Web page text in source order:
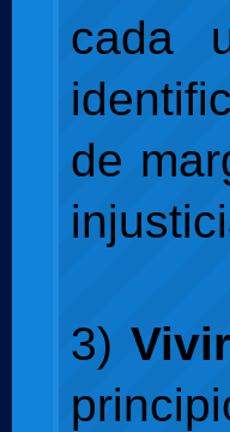
cada
de
3)